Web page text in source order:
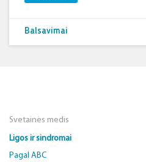
Balsavimai
Svetainės medis
Ligos ir sindromai
Pagal ABC